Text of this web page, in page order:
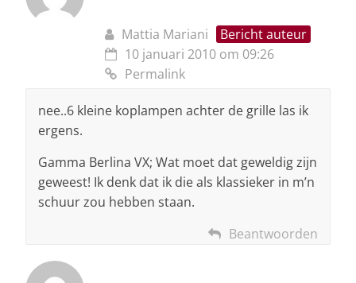
Mattia Mariani
Bericht auteur
10 januari 2010 om 09:26
Permalink
nee..6 kleine koplampen achter de grille las ik
ergens.
Gamma Berlina VX; Wat moet dat geweldig zijn
geweest! Ik denk dat ik die als klassieker in m’n
schuur zou hebben staan.
Beantwoorden